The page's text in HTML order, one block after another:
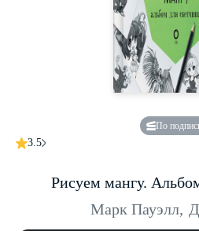
По
3.5
Рисуем мангу.
Марк Пауэлл,